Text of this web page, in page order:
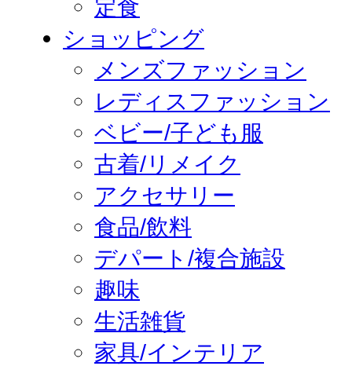
定食
ショッピング
メンズファッション
レディスファッション
ベビー/子ども服
古着/リメイク
アクセサリー
食品/飲料
デパート/複合施設
趣味
生活雑貨
家具/インテリア